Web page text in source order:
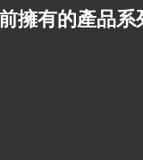
擁有的產品系